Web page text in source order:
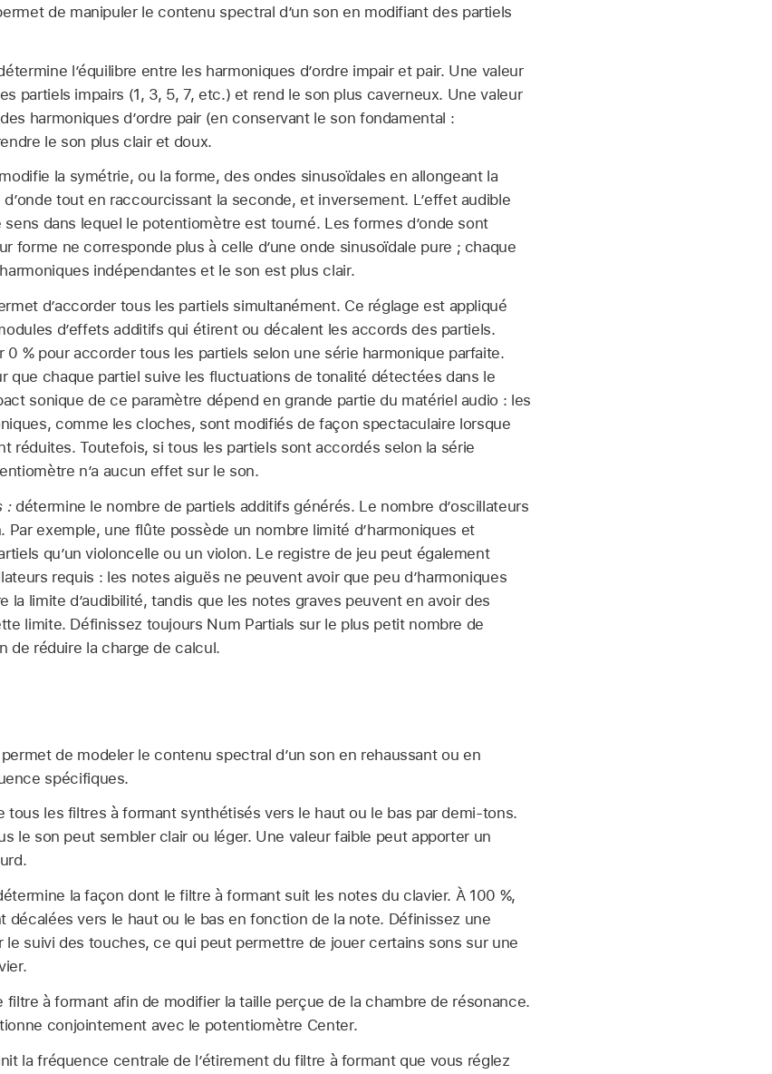
de manipuler le contenu spectral d’un son en modifiant des partiels
l’équilibre entre les harmoniques d’ordre impair et pair. Une valeur
partiels impairs (1, 3, 5, 7, etc.) et rend le son plus caverneux. Une valeur
harmoniques d’ordre pair (en conservant le son fondamental :
le son plus clair et doux.
la symétrie, ou la forme, des ondes sinusoïdales en allongeant la
tout en raccourcissant la seconde, et inversement. L’effet audible
dans lequel le potentiomètre est tourné. Les formes d’onde sont
forme ne corresponde plus à celle d’une onde sinusoïdale pure ; chaque
indépendantes et le son est plus clair.
d’accorder tous les partiels simultanément. Ce réglage est appliqué
d’effets additifs qui étirent ou décalent les accords des partiels.
0 % pour accorder tous les partiels selon une série harmonique parfaite.
que chaque partiel suive les fluctuations de tonalité détectées dans le
sonique de ce paramètre dépend en grande partie du matériel audio : les
comme les cloches, sont modifiés de façon spectaculaire lorsque
réduites. Toutefois, si tous les partiels sont accordés selon la série
n’a aucun effet sur le son.
:détermine le nombre de partiels additifs générés. Le nombre d’oscillateurs
Par exemple, une flûte possède un nombre limité d’harmoniques et
qu’un violoncelle ou un violon. Le registre de jeu peut également
requis : les notes aiguës ne peuvent avoir que peu d’harmoniques
la limite d’audibilité, tandis que les notes graves peuvent en avoir des
limite. Définissez toujours Num Partials sur le plus petit nombre de
de réduire la charge de calcul.
de modeler le contenu spectral d’un son en rehaussant ou en
spécifiques.
tous les filtres à formant synthétisés vers le haut ou le bas par demi-tons.
le son peut sembler clair ou léger. Une valeur faible peut apporter un
la façon dont le filtre à formant suit les notes du clavier. À 100 %,
décalées vers le haut ou le bas en fonction de la note. Définissez une
le suivi des touches, ce qui peut permettre de jouer certains sons sur une
à formant afin de modifier la taille perçue de la chambre de résonance.
conjointement avec le potentiomètre Center.
la fréquence centrale de l’étirement du filtre à formant que vous réglez